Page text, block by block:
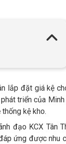
lắp đặt giá kệ
triển của
kệ kho.
đạo KCX Tân
ứng được nhu